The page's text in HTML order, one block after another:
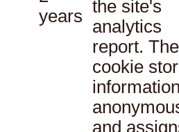
years the site's
analytics
report. The
cookie
and